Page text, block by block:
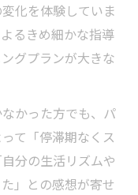
化を体験していま
るきめ細かな指導
グプランが大きな
かった方でも、パ
て「停滞期なくス
分の生活リズムや
」との感想が寄せ